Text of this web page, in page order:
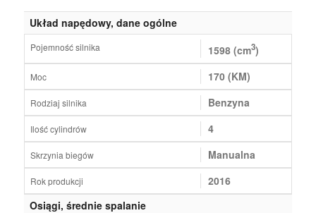
Układ napędowy, dane ogólne
Pojemność silnika 1598 (cm3)
Moc 170 (KM)
Rodziaj silnika Benzyna
Ilość cylindrów 4
Skrzynia biegów Manualna
Rok produkcji
2016
Osiągi, średnie spalanie